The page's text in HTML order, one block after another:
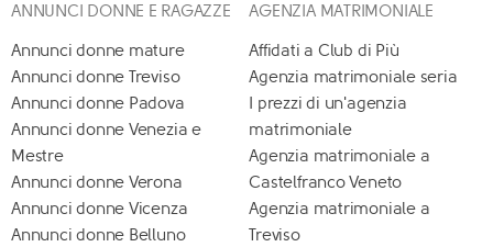
ANNUNCI DONNE E RAGAZZE
Annunci donne mature
Annunci donne Treviso
Annunci donne Padova
Annunci donne Venezia e
Mestre
Annunci donne Verona
Annunci donne Vicenza
Annunci donne Belluno
AGENZIA MATRIMONIALE
Affidati a Club di Più
Agenzia matrimoniale seria
I prezzi di un'agenzia
matrimoniale
Agenzia matrimoniale a
Castelfranco Veneto
Agenzia matrimoniale a
Treviso